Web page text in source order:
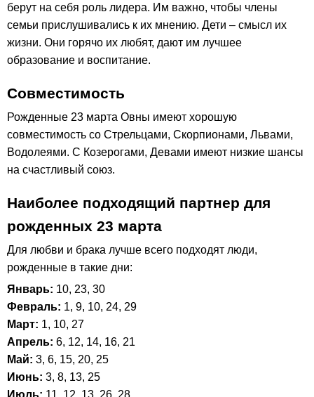
берут на себя роль лидера. Им важно, чтобы члены
семьи прислушивались к их мнению. Дети – смысл их
жизни. Они горячо их любят, дают им лучшее
образование и воспитание.
Совместимость
Рожденные 23 марта Овны имеют хорошую
совместимость со Стрельцами, Скорпионами, Львами,
Водолеями. С Козерогами, Девами имеют низкие шансы
на счастливый союз.
Наиболее подходящий партнер для
рожденных 23 марта
Для любви и брака лучше всего подходят люди,
рожденные в такие дни:
Январь: 10, 23, 30
Февраль: 1, 9, 10, 24, 29
Март: 1, 10, 27
Апрель: 6, 12, 14, 16, 21
Май: 3, 6, 15, 20, 25
Июнь: 3, 8, 13, 25
Июль: 11, 12, 13, 26, 28